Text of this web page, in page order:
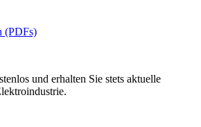
(PDFs)
und erhalten Sie stets aktuelle